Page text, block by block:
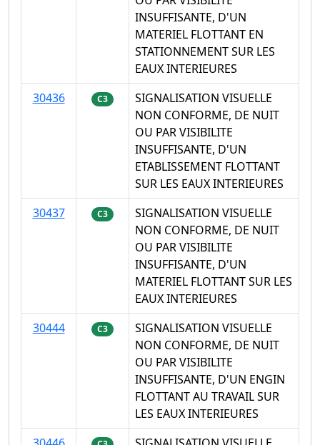
INSUFFISANTE, D'UN
MATERIEL FLOTTANT EN
STATIONNEMENT SUR LES
EAUX INTERIEURES
30436
C3
SIGNALISATION VISUELLE
NON CONFORME, DE NUIT
OU PAR VISIBILITE
INSUFFISANTE, D'UN
ETABLISSEMENT FLOTTANT
SUR LES EAUX INTERIEURES
30437
C3
SIGNALISATION VISUELLE
NON CONFORME, DE NUIT
OU PAR VISIBILITE
INSUFFISANTE, D'UN
MATERIEL FLOTTANT SUR LES
EAUX INTERIEURES
30444
C3
SIGNALISATION VISUELLE
NON CONFORME, DE NUIT
OU PAR VISIBILITE
INSUFFISANTE, D'UN ENGIN
FLOTTANT AU TRAVAIL SUR
LES EAUX INTERIEURES